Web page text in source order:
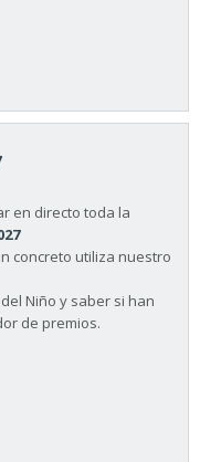
en directo toda la
concreto utiliza nuestro
Niño y saber si han
de premios.